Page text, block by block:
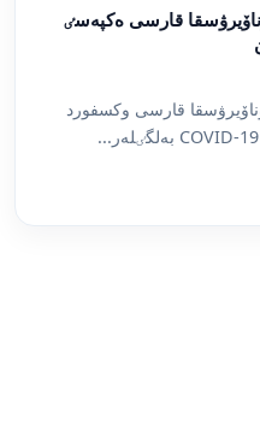
قارسى ەكپەسٸ
قارسى وكسفورد